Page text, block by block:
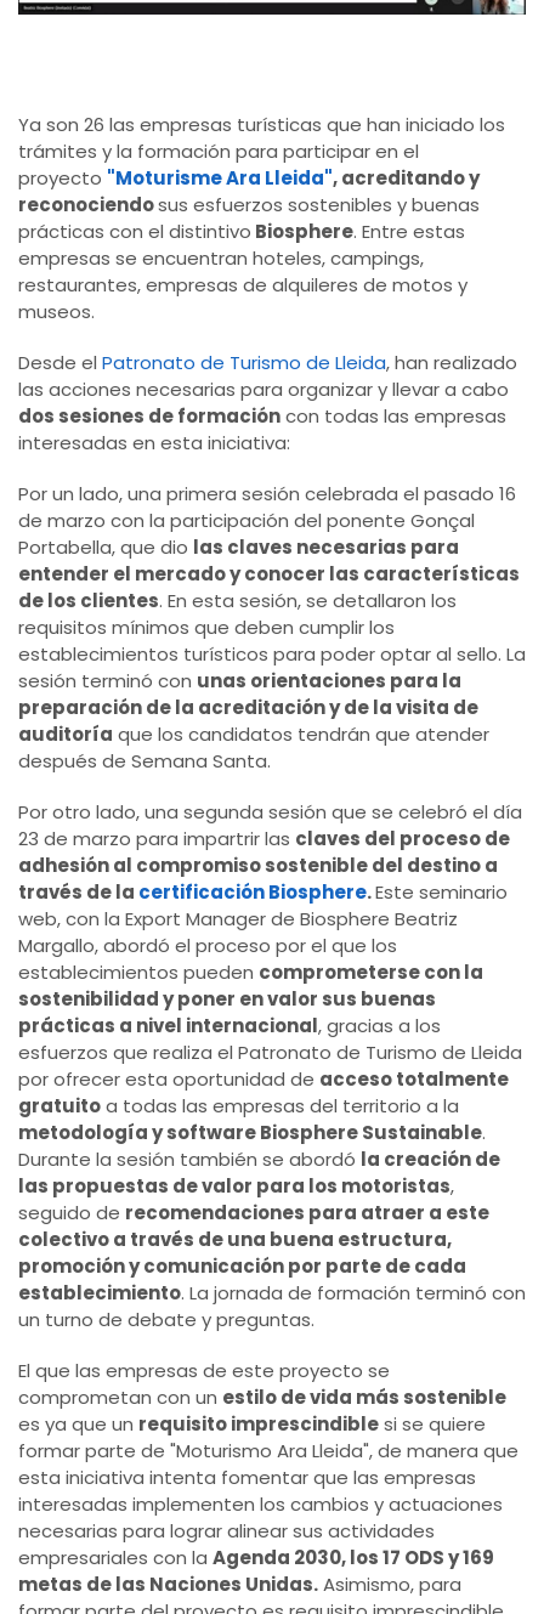
Ya son 26 las empresas turísticas que han iniciado los
trámites y la formación para participar en el
proyecto "Moturisme Ara Lleida", acreditando y
reconociendosus esfuerzos sostenibles y buenas
prácticas con el distintivo Biosphere. Entre estas
empresas se encuentran hoteles, campings,
restaurantes, empresas de alquileres de motos y
museos.
Desde el Patronato de Turismo de Lleida, han realizado
las acciones necesarias para organizar y llevar a cabo
dos sesiones deformacióncon todas las empresas
interesadas en esta iniciativa:
Por un lado, una primera sesión celebrada el pasado 16
de marzo con la participación del ponente Gonçal
Portabella, que dio las claves necesarias para
entender el mercado y conocer las características
de los clientes. En esta sesión, se detallaron los
requisitos mínimos que deben cumplir los
establecimientos turísticos para poder optar al sello. La
sesión terminó con unas orientaciones para la
preparación de la acreditación y de la visita de
auditoría que los candidatos tendrán que atender
después de Semana Santa.
Por otro lado, una segunda sesión que se celebró el día
23 de marzo para impartrir las claves del proceso de
adhesión al compromiso sostenible del destino a
través de la certificación Biosphere.Este seminario
web, con la Export Manager de Biosphere Beatriz
Margallo, abordó el proceso por el que los
establecimientos pueden comprometerse con la
sostenibilidad y poner en valor sus buenas
prácticas a nivel internacional, gracias a los
esfuerzos que realiza el Patronato de Turismo de Lleida
por ofrecer esta oportunidad de acceso totalmente
gratuitoa todas las empresas del territorio a la
metodología y software Biosphere Sustainable.
Durante la sesión también se abordó la creación de
las propuestas de valor para los motoristas,
seguido de recomendaciones para atraer a este
colectivo a través de una buena estructura,
promoción y comunicación por parte de cada
establecimiento. La jornada de formación terminó con
un turno de debate y preguntas.
El que las empresas de este proyecto se
comprometan con un estilo de vida más sostenible
es ya que un requisito imprescindiblesi se quiere
formar parte de "Moturismo Ara Lleida", de manera que
esta iniciativa intenta fomentar que las empresas
interesadas implementen los cambios y actuaciones
necesarias para lograr alinear sus actividades
empresariales con la Agenda 2030, los 17 ODS y 169
metas de las Naciones Unidas.Asimismo, para